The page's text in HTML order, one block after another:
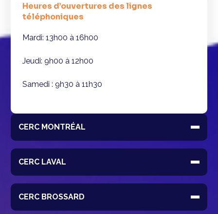
CERC MONTRÉAL
CERC LAVAL
CERC BROSSARD
Heures d’ouvertures des lignes
téléphoniques
Mardi: 13h00 à 16h00
Jeudi: 9h00 à 12h00
Samedi : 9h30 à 11h30